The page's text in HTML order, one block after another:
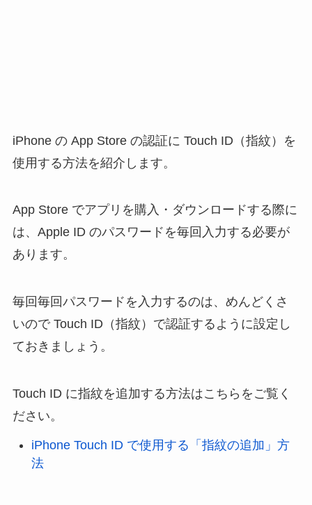
iPhone の App Store の認証に Touch ID（指紋）を
使用する方法を紹介します。
App Store でアプリを購入・ダウンロードする際に
は、Apple ID のパスワードを毎回入力する必要が
あります。
毎回毎回パスワードを入力するのは、めんどくさ
いので Touch ID（指紋）で認証するように設定し
ておきましょう。
Touch ID に指紋を追加する方法はこちらをご覧く
ださい。
iPhone Touch ID で使用する「指紋の追加」方
法